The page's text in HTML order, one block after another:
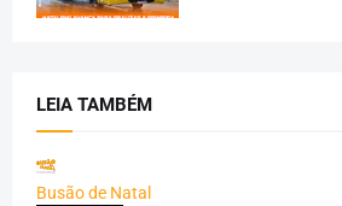
LEIA TAMBÉM
Busão de Natal